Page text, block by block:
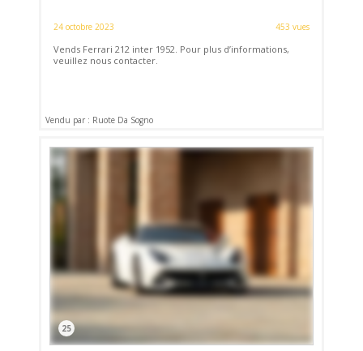
24 octobre 2023 453 vues
Vends Ferrari 212 inter 1952. Pour plus d’informations,
veuillez nous contacter.
Vendu par : Ruote Da Sogno
25